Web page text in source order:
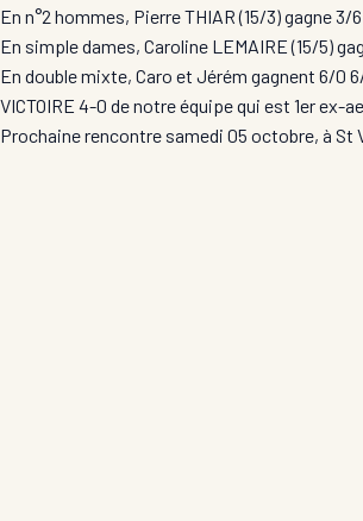
En n°2 hommes, Pierre THIAR (15/3) gagne 3/
En simple dames, Caroline LEMAIRE (15/5)
En double mixte, Caro et Jérém gagnent 6/0
VICTOIRE 4-0 de notre équipe qui est 1er ex-
Prochaine rencontre samedi 05 octobre, à St